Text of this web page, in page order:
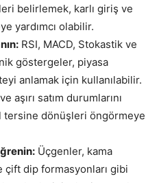
belirlemek, karlı giriş ve
yardımcı olabilir.
RSI, MACD, Stokastik ve
göstergeler, piyasa
anlamak için kullanılabilir.
aşırı satım durumlarını
dönüşleri öngörmeye
Üçgenler, kama
çift dip formasyonları gibi